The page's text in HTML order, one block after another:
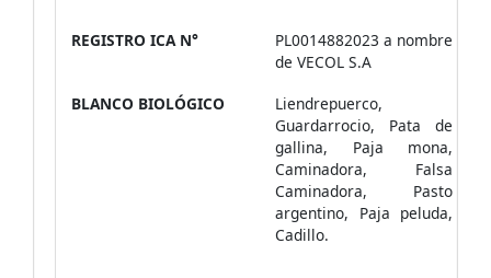
REGISTRO ICA N°
PL0014882023 a nombre
de VECOL S.A
BLANCO BIOLÓGICO
Liendrepuerco,
Guardarrocio, Pata de
gallina, Paja mona,
Caminadora, Falsa
Caminadora, Pasto
argentino, Paja peluda,
Cadillo.